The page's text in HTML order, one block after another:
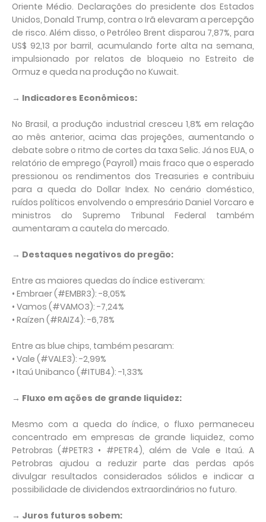
Oriente Médio. Declarações do presidente dos Estados
Unidos, Donald Trump, contra o Irã elevaram a percepção
de risco. Além disso, o Petróleo Brent disparou 7,87%, para
US$ 92,13 por barril, acumulando forte alta na semana,
impulsionado por relatos de bloqueio no Estreito de
Ormuz e queda na produção no Kuwait.
→ Indicadores Econômicos:
No Brasil, a produção industrial cresceu 1,8% em relação
ao mês anterior, acima das projeções, aumentando o
debate sobre o ritmo de cortes da taxa Selic. Já nos EUA, o
relatório de emprego (Payroll) mais fraco que o esperado
pressionou os rendimentos dos Treasuries e contribuiu
para a queda do Dollar Index. No cenário doméstico,
ruídos políticos envolvendo o empresário Daniel Vorcaro e
ministros do Supremo Tribunal Federal também
aumentaram a cautela do mercado.
→ Destaques negativos do pregão:
Entre as maiores quedas do índice estiveram:
• Embraer (#EMBR3): -8,05%
• Vamos (#VAMO3): -7,24%
• Raízen (#RAIZ4): -6,78%
Entre as blue chips, também pesaram:
• Vale (#VALE3): -2,99%
• Itaú Unibanco (#ITUB4): -1,33%
→ Fluxo em ações de grande liquidez:
Mesmo com a queda do índice, o fluxo permaneceu
concentrado em empresas de grande liquidez, como
Petrobras (#PETR3 • #PETR4), além de Vale e Itaú. A
Petrobras ajudou a reduzir parte das perdas após
divulgar resultados considerados sólidos e indicar a
possibilidade de dividendos extraordinários no futuro.
→ Juros futuros sobem: